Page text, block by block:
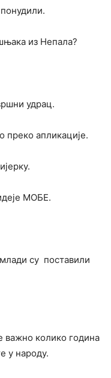
из Непала?
удрац.
преко апликације.
МОБЕ.
су поставили
важно колико година
у народу.